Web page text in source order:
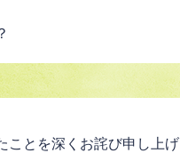
ことを深くお詫び申し上げ